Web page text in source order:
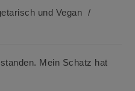
und Vegan
/
Mein Schatz hat